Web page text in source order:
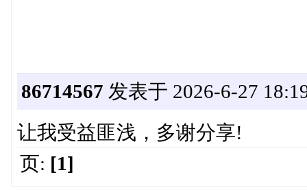
86714567 发表于 2026-6-27
让我受益匪浅，多谢分享!
页: [1]